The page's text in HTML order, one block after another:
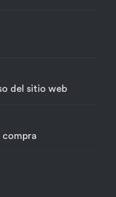
del sitio web
compra